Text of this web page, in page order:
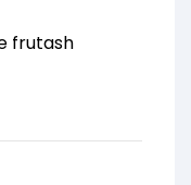
frutash